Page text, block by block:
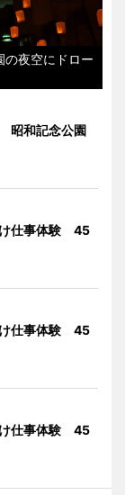
夜空にドロー
昭和記念公園
け仕事体験 45
け仕事体験 45
け仕事体験 45